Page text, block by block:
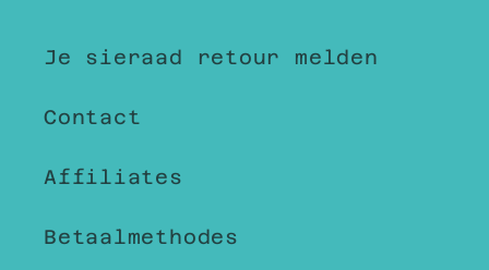
Je sieraad retour melden
Contact
Affiliates
Betaalmethodes